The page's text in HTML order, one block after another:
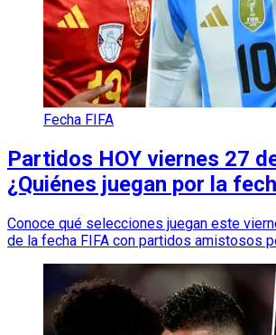
Fecha FIFA
Partidos HOY viernes 27
¿Quiénes juegan por la
Conoce qué selecciones juegan este
de la fecha FIFA con partidos amistosos